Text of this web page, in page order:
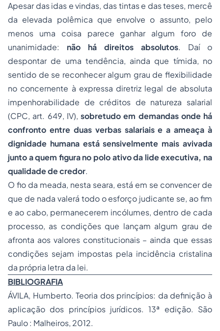
Apesar das idas e vindas, das tintas e das teses, mercê
da elevada polêmica que envolve o assunto, pelo
menos uma coisa parece ganhar algum foro de
unanimidade: não há direitos absolutos. Daí o
despontar de uma tendência, ainda que tímida, no
sentido de se reconhecer algum grau de flexibilidade
no concernente à expressa diretriz legal de absoluta
impenhorabilidade de créditos de natureza salarial
(CPC, art. 649, IV), sobretudo em demandas onde há
confronto entre duas verbas salariais e a ameaça à
dignidade humana está sensivelmente mais avivada
junto a quem figura no polo ativo da lide executiva, na
qualidade de credor.
O fio da meada, nesta seara, está em se convencer de
que de nada valerá todo o esforço judicante se, ao fim
e ao cabo, permanecerem incólumes, dentro de cada
processo, as condições que lançam algum grau de
afronta aos valores constitucionais – ainda que essas
condições sejam impostas pela incidência cristalina
da própria letra da lei.
BIBLIOGRAFIA
ÁVILA, Humberto. Teoria dos princípios: da definição à
aplicação dos princípios jurídicos. 13ª edição. São
Paulo : Malheiros, 2012.